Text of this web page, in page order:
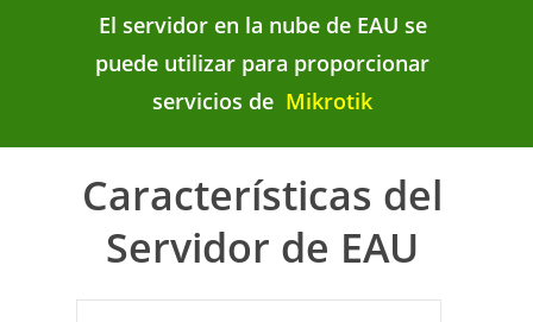
El servidor en la nube de EAU se
puede utilizar para proporcionar
servicios de Mikrotik
Características del
Servidor de EAU